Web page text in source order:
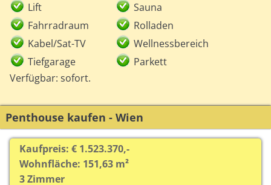
Lift
Sauna
Fahrradraum
Rolladen
Kabel/Sat-TV
Wellnessbereich
Tiefgarage
Parkett
Verfügbar: sofort.
Penthouse kaufen - Wien
Kaufpreis: € 1.523.370,-
Wohnfläche: 151,63 m²
3 Zimmer